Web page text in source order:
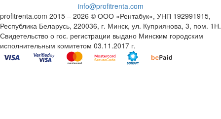
info@profitrenta.com
profitrenta.com 2015 – 2026 © ООО «Рентабук», УНП 192991915,
Республика Беларусь, 220036, г. Минск, ул. Куприянова, 3, пом. 1Н.
Свидетельство о гос. регистрации выдано Минским городским
исполнительным комитетом 03.11.2017 г.